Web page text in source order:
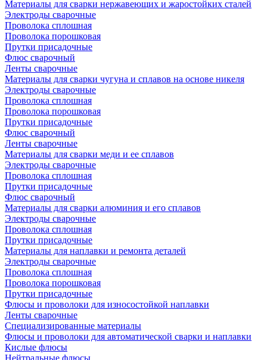
Материалы для сварки нержавеющих и жаростойких сталей
Электроды сварочные
Проволока сплошная
Проволока порошковая
Прутки присадочные
Флюс сварочный
Ленты сварочные
Материалы для сварки чугуна и сплавов на основе никеля
Электроды сварочные
Проволока сплошная
Проволока порошковая
Прутки присадочные
Флюс сварочный
Ленты сварочные
Материалы для сварки меди и ее сплавов
Электроды сварочные
Проволока сплошная
Прутки присадочные
Флюс сварочный
Материалы для сварки алюминия и его сплавов
Электроды сварочные
Проволока сплошная
Прутки присадочные
Материалы для наплавки и ремонта деталей
Электроды сварочные
Проволока сплошная
Проволока порошковая
Прутки присадочные
Флюсы и проволоки для износостойкой наплавки
Ленты сварочные
Специализированные материалы
Флюсы и проволоки для автоматической сварки и наплавки
Кислые флюсы
Нейтральные флюсы